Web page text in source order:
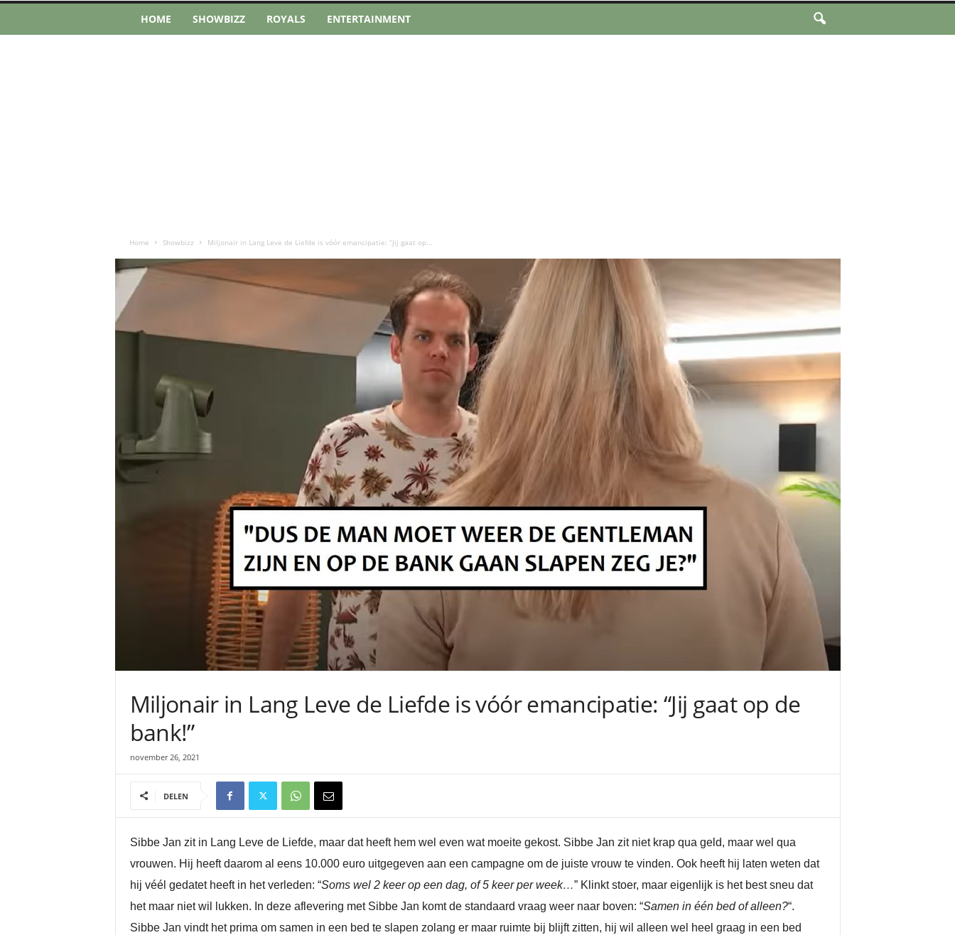
HOME SHOWBIZZ ROYALS ENTERTAINMENT
Home Showbizz Miljonair in Lang Leve de Liefde is vóór emancipatie: “Jij gaat op...
Miljonair in Lang Leve de Liefde is vóór emancipatie: “Jij gaat op de
bank!”
november 26, 2021
DELEN
Sibbe Jan zit in Lang Leve de Liefde, maar dat heeft hem wel even wat moeite gekost. Sibbe Jan zit niet krap qua geld, maar wel qua
vrouwen. Hij heeft daarom al eens 10.000 euro uitgegeven aan een campagne om de juiste vrouw te vinden. Ook heeft hij laten weten dat
hij véél gedatet heeft in het verleden: “Soms wel 2 keer op een dag, of 5 keer per week…” Klinkt stoer, maar eigenlijk is het best sneu dat
het maar niet wil lukken. In deze aflevering met Sibbe Jan komt de standaard vraag weer naar boven: “Samen in één bed of alleen?“.
Sibbe Jan vindt het prima om samen in een bed te slapen zolang er maar ruimte bij blijft zitten, hij wil alleen wel heel graag in een bed